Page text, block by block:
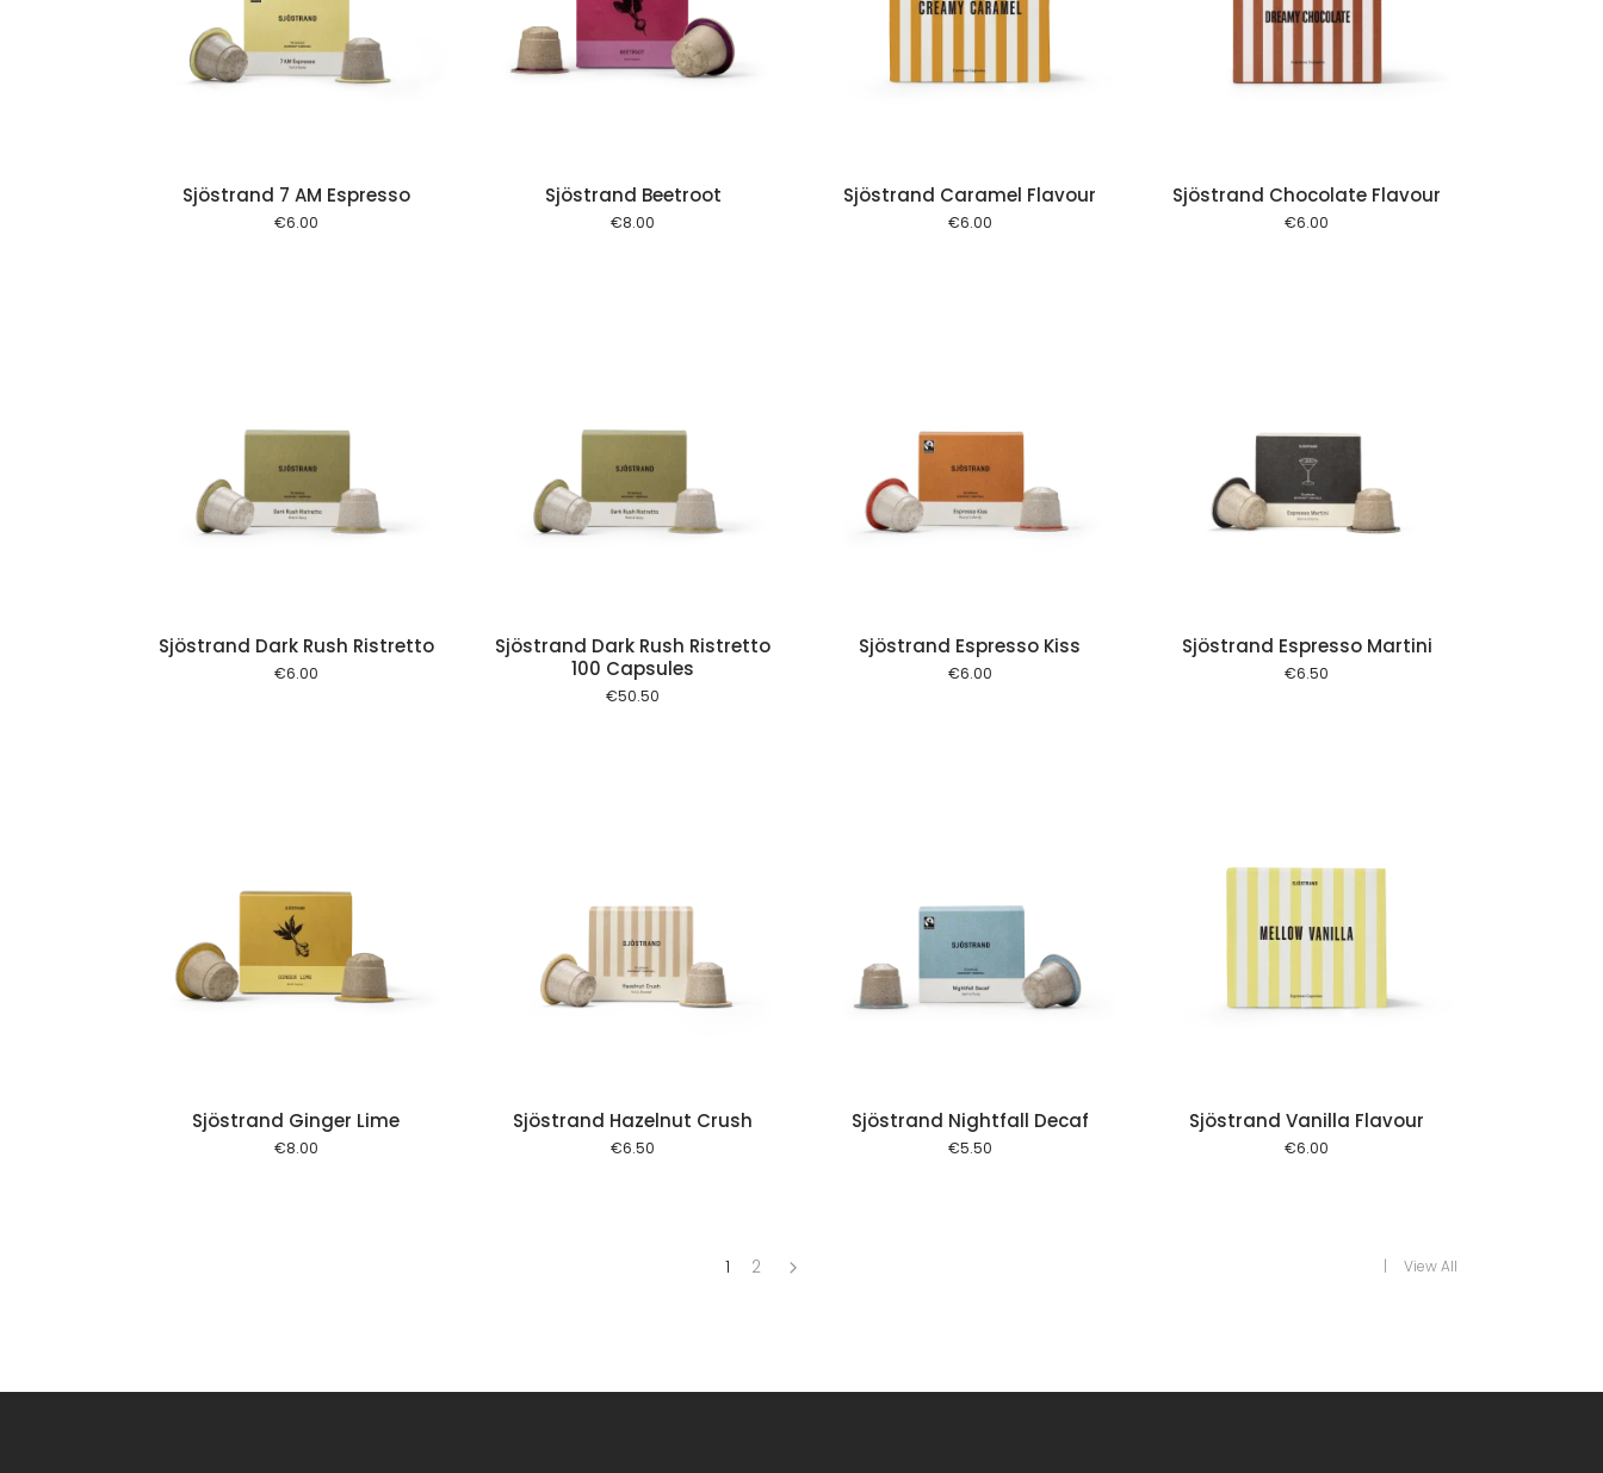
Sjöstrand 7 AM Espresso
€6.00
Sjöstrand Beetroot
€8.00
Add to cart
Sjöstrand Caramel Flavour
€6.00
Sjöstrand Chocolate Flavour
€6.00
Sjöstrand Dark Rush Ristretto
€6.00
Sjöstrand Dark Rush Ristretto
100 Capsules
€50.50
Sjöstrand Espresso Kiss
€6.00
Sjöstrand Espresso Martini
€6.50
Sjöstrand Ginger Lime
€8.00
Add to cart
Sjöstrand Hazelnut Crush
€6.50
Sjöstrand Nightfall Decaf
€5.50
Add to cart
Sjöstrand Vanilla Flavour
€6.00
1 2 View All